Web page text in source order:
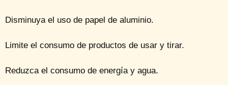
Disminuya el uso de papel de aluminio.
Limite el consumo de productos de usar y tirar.
Reduzca el consumo de energía y agua.